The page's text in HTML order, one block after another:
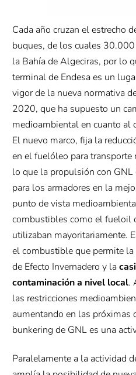
Cada año cruzan el estrecho
buques, de los cuales
la Bahía de Algeciras, por lo
terminal de Endesa es un
vigor de la nueva normativa
2020, que ha supuesto un
medioambiental en cuanto al
El nuevo marco, fija la
en el fuelóleo para
lo que la propulsión con GNL
para los armadores en la
punto de vista
combustibles como el fueloil
utilizaban mayoritariamente.
el combustible que permite la
de Efecto Invernadero y la
contaminación a nivel local.
las restricciones
aumentando en las próximas
bunkering de GNL es una
Paralelamente a la actividad